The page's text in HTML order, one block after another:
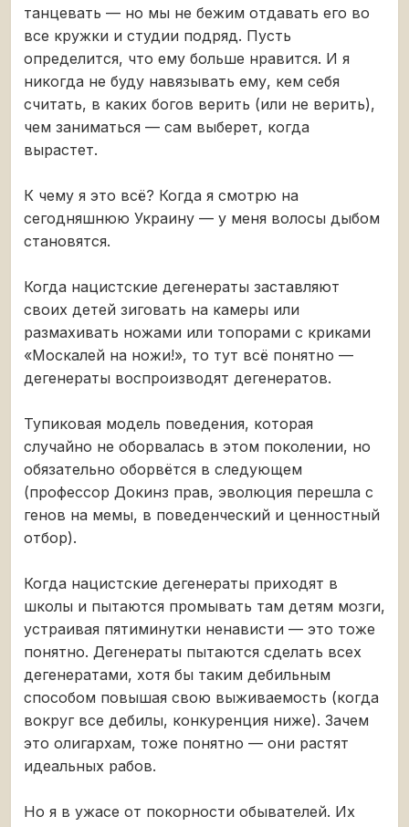
танцевать — но мы не бежим отдавать его во
все кружки и студии подряд. Пусть
определится, что ему больше нравится. И я
никогда не буду навязывать ему, кем себя
считать, в каких богов верить (или не верить),
чем заниматься — сам выберет, когда
вырастет.
К чему я это всё? Когда я смотрю на
сегодняшнюю Украину — у меня волосы дыбом
становятся.
Когда нацистские дегенераты заставляют
своих детей зиговать на камеры или
размахивать ножами или топорами с криками
«Москалей на ножи!», то тут всё понятно —
дегенераты воспроизводят дегенератов.
Тупиковая модель поведения, которая
случайно не оборвалась в этом поколении, но
обязательно оборвётся в следующем
(профессор Докинз прав, эволюция перешла с
генов на мемы, в поведенческий и ценностный
отбор).
Когда нацистские дегенераты приходят в
школы и пытаются промывать там детям мозги,
устраивая пятиминутки ненависти — это тоже
понятно. Дегенераты пытаются сделать всех
дегенератами, хотя бы таким дебильным
способом повышая свою выживаемость (когда
вокруг все дебилы, конкуренция ниже). Зачем
это олигархам, тоже понятно — они растят
идеальных рабов.
Но я в ужасе от покорности обывателей. Их